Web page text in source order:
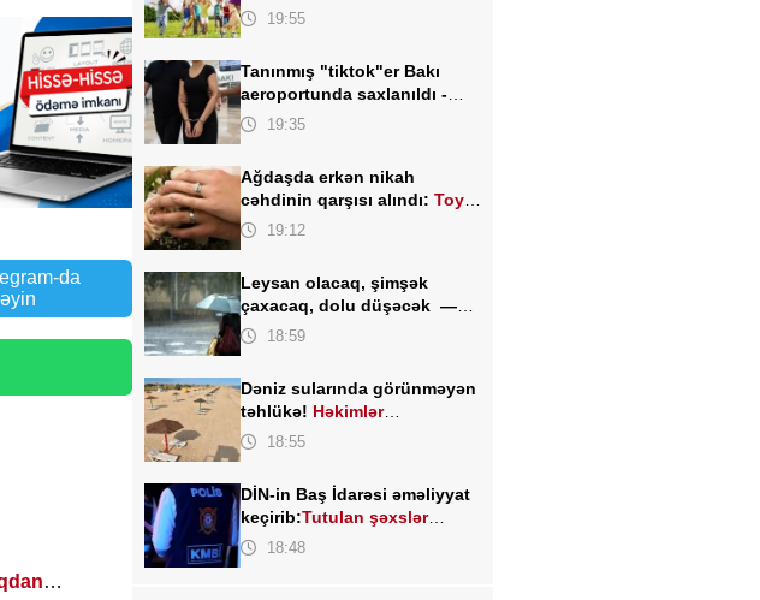
da
Psixoloqdan valideynlərə
19:55
Tanınmış "tiktok"er Bakı
aeroportunda saxlanıldı -
FOTO19:35
Ağdaşda erkən nikah
cəhdinin qarşısı alındı:Toy
TƏXİRƏ SALINDI
19:12
Leysan olacaq, şimşək
çaxacaq, dolu düşəcək —
ƏHALİYƏ XƏBƏRDARLIQ
18:59
Dəniz sularında görünməyən
təhlükə! Həkimlər
XƏBƏRDARLIQ edir
18:55
DİN-in Baş İdarəsi əməliyyat
keçirib:Tutulan şəxslər
kimlərdir?
18:48